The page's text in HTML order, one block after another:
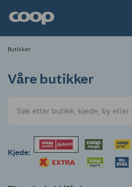
Butikker
Våre butikker
Kjede: